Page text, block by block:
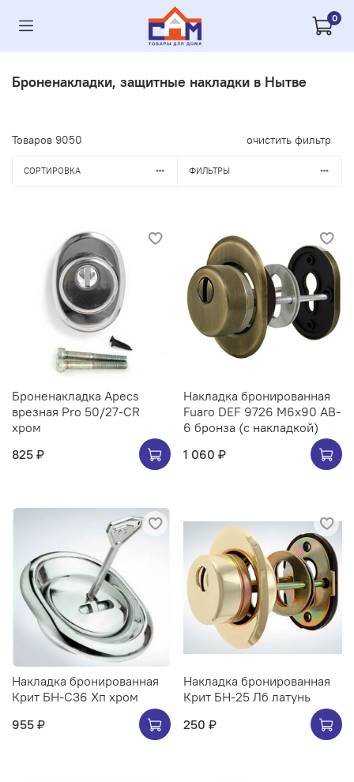
0
Броненакладки, защитные накладки в Нытве
Товаров 9050 очистить фильтр
СОРТИРОВКА ФИЛЬТРЫ
Броненакладка Apecs
врезная Pro 50/27-CR
хром
825 ₽
Накладка бронированная
Fuaro DEF 9726 M6x90 AB-
6 бронза (с накладкой)
1 060 ₽
Накладка бронированная
Крит БН-С36 Хп хром
955 ₽
Накладка бронированная
Крит БН-25 Лб латунь
250 ₽